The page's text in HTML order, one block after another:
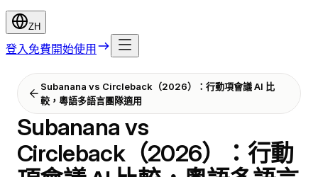
ZH
登入 免費開始使用
Subanana vs Circleback（2026）：行動項會議 AI 比
較，粵語多語言團隊適用
Subanana vs
Circleback（2026）：行動